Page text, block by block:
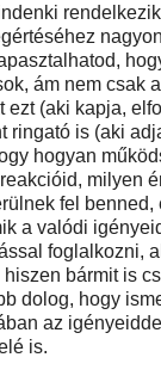
ám nem csak
ezt (aki kapja,
ringató is (aki
hogyan
milyen
fel benned,
a valódi
foglalkozni,
bármit is
dolog, hogy
az
is.